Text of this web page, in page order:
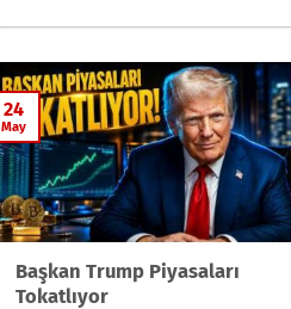
Başkan Trump Piyasaları
Tokatlıyor
24
May